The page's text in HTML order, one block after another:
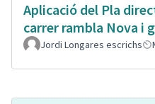
Aplicació del Pla
carrer rambla Nova i
Jordi Longares escrichs